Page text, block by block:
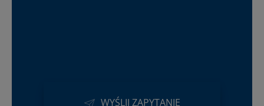
WYŚLIJ ZAPYTANIE